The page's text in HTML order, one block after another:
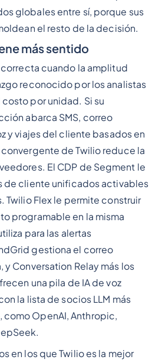
globales entre sí, porque sus
el resto de la decisión.
más sentido
cuando la amplitud
reconocido por los analistas
por unidad. Si su
abarca SMS, correo
y viajes del cliente basados en
de Twilio reduce la
El CDP de Segment le
de cliente unificados activables
Twilio Flex le permite construir
programable en la misma
para las alertas
gestiona el correo
Conversation Relay más los
una pila de IA de voz
la lista de socios LLM más
OpenAI, Anthropic,
en los que Twilio es la mejor